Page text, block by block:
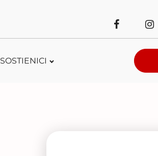
SOSTIENICI